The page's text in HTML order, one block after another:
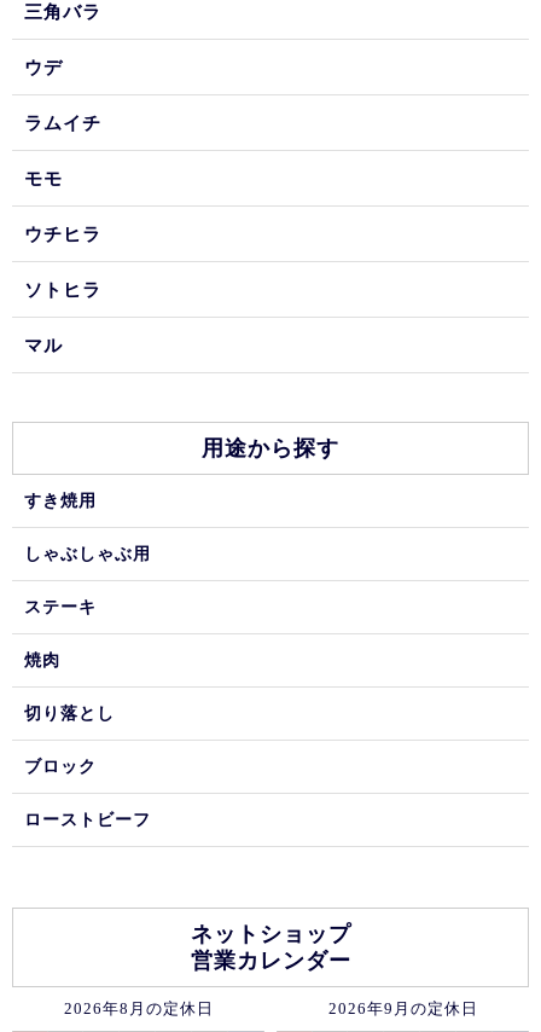
三角バラ
ウデ
ラムイチ
モモ
ウチヒラ
ソトヒラ
マル
用途から探す
すき焼用
しゃぶしゃぶ用
ステーキ
焼肉
切り落とし
ブロック
ローストビーフ
ネットショップ
営業カレンダー
2026年8月の定休日 2026年9月の定休日